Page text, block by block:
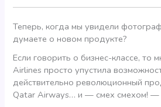
Теперь, когда мы увидели
думаете о новом продукте?
Если говорить о бизнес-классе, то
Airlines просто упустила
действительно революционный
Qatar Airways… и — смех смехом!